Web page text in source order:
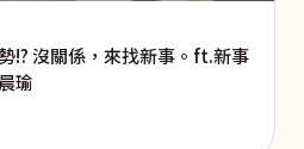
!? 沒關係，來找新事。ft.新事
瑜